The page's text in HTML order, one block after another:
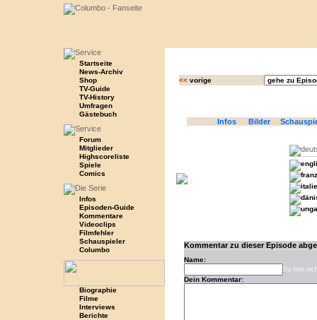
Startseite
News-Archiv
Shop
TV-Guide
TV-History
Umfragen
Gästebuch
Forum
Mitglieder
Highscoreliste
Spiele
Comics
Infos
Episoden-Guide
Kommentare
Videoclips
Filmfehler
Schauspieler
Columbo
Biographie
Filme
Interviews
Berichte
<<vorige
Infos Bilder
Kommentar zu dieser Episode
Name:
Du bist
Dein Kommentar: